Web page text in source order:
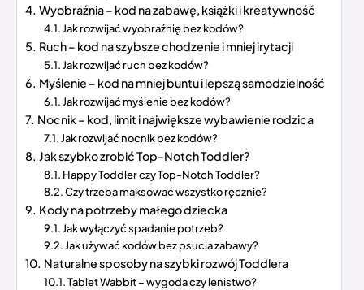
Wyobraźnia – kod na zabawę, książki i kreatywność
Jak rozwijać wyobraźnię bez kodów?
Ruch – kod na szybsze chodzenie i mniej irytacji
Jak rozwijać ruch bez kodów?
Myślenie – kod na mniej buntu i lepszą samodzielność
Jak rozwijać myślenie bez kodów?
Nocnik – kod, limit i największe wybawienie rodzica
Jak rozwijać nocnik bez kodów?
Jak szybko zrobić Top-Notch Toddler?
Happy Toddler czy Top-Notch Toddler?
Czy trzeba maksować wszystko ręcznie?
Kody na potrzeby małego dziecka
Jak wyłączyć spadanie potrzeb?
Jak używać kodów bez psucia zabawy?
Naturalne sposoby na szybki rozwój Toddlera
Tablet Wabbit – wygoda czy lenistwo?